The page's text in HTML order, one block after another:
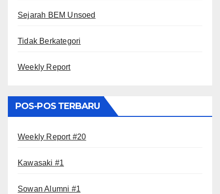
Sejarah BEM Unsoed
Tidak Berkategori
Weekly Report
POS-POS TERBARU
Weekly Report #20
Kawasaki #1
Sowan Alumni #1